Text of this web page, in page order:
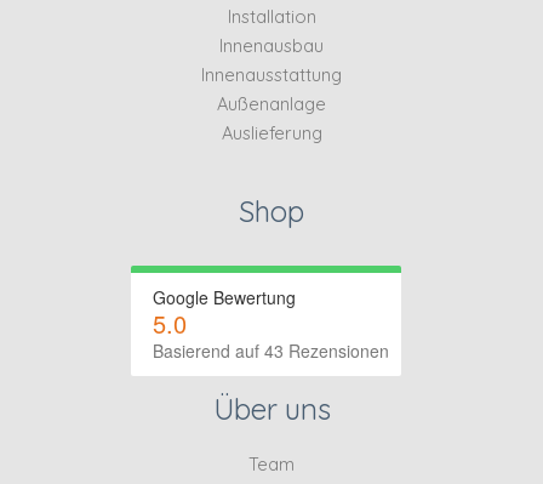
Installation
Innenausbau
Innenausstattung
Außenanlage
Auslieferung
Shop
Google Bewertung
5.0
Basierend auf 43 Rezensionen
Über uns
Team